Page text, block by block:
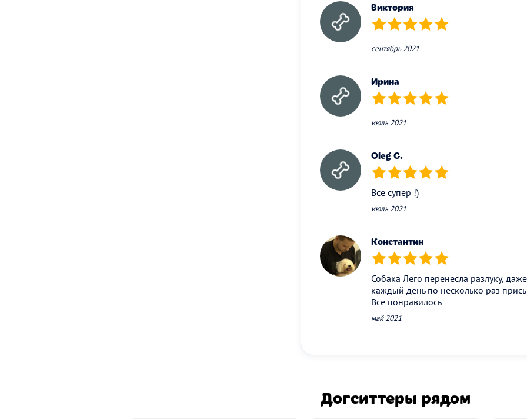
Виктория
(*) (*) (*) (*) (*)
сентябрь 2021
Ирина
(*) (*) (*) (*) (*)
июль 2021
Oleg G.
(*) (*) (*) (*) (*)
Все супер !)
июль 2021
Константин
(*) (*) (*) (*) (*)
Собака Лего перенесла разлуку,
каждый день по несколько раз
Все понравилось
май 2021
Догситтеры рядом